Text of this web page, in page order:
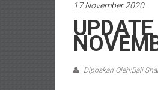
17 November 2020
Diposkan Oleh:Bali